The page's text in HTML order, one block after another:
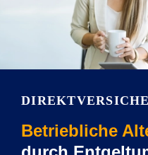
Betriebliche